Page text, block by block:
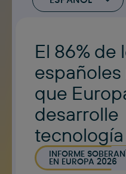
El 86% de
que
desarrolle
INFORME
EN EUROPA 2026